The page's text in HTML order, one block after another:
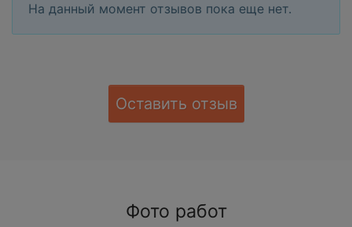
На данный момент отзывов пока еще нет.
Оставить отзыв
Фото работ